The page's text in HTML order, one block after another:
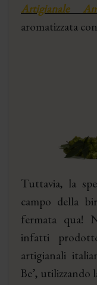
Artigianale
aromatizzata
Tuttavia, la
campo della
fermata qua!
infatti
artigianali
Be’, utilizzando